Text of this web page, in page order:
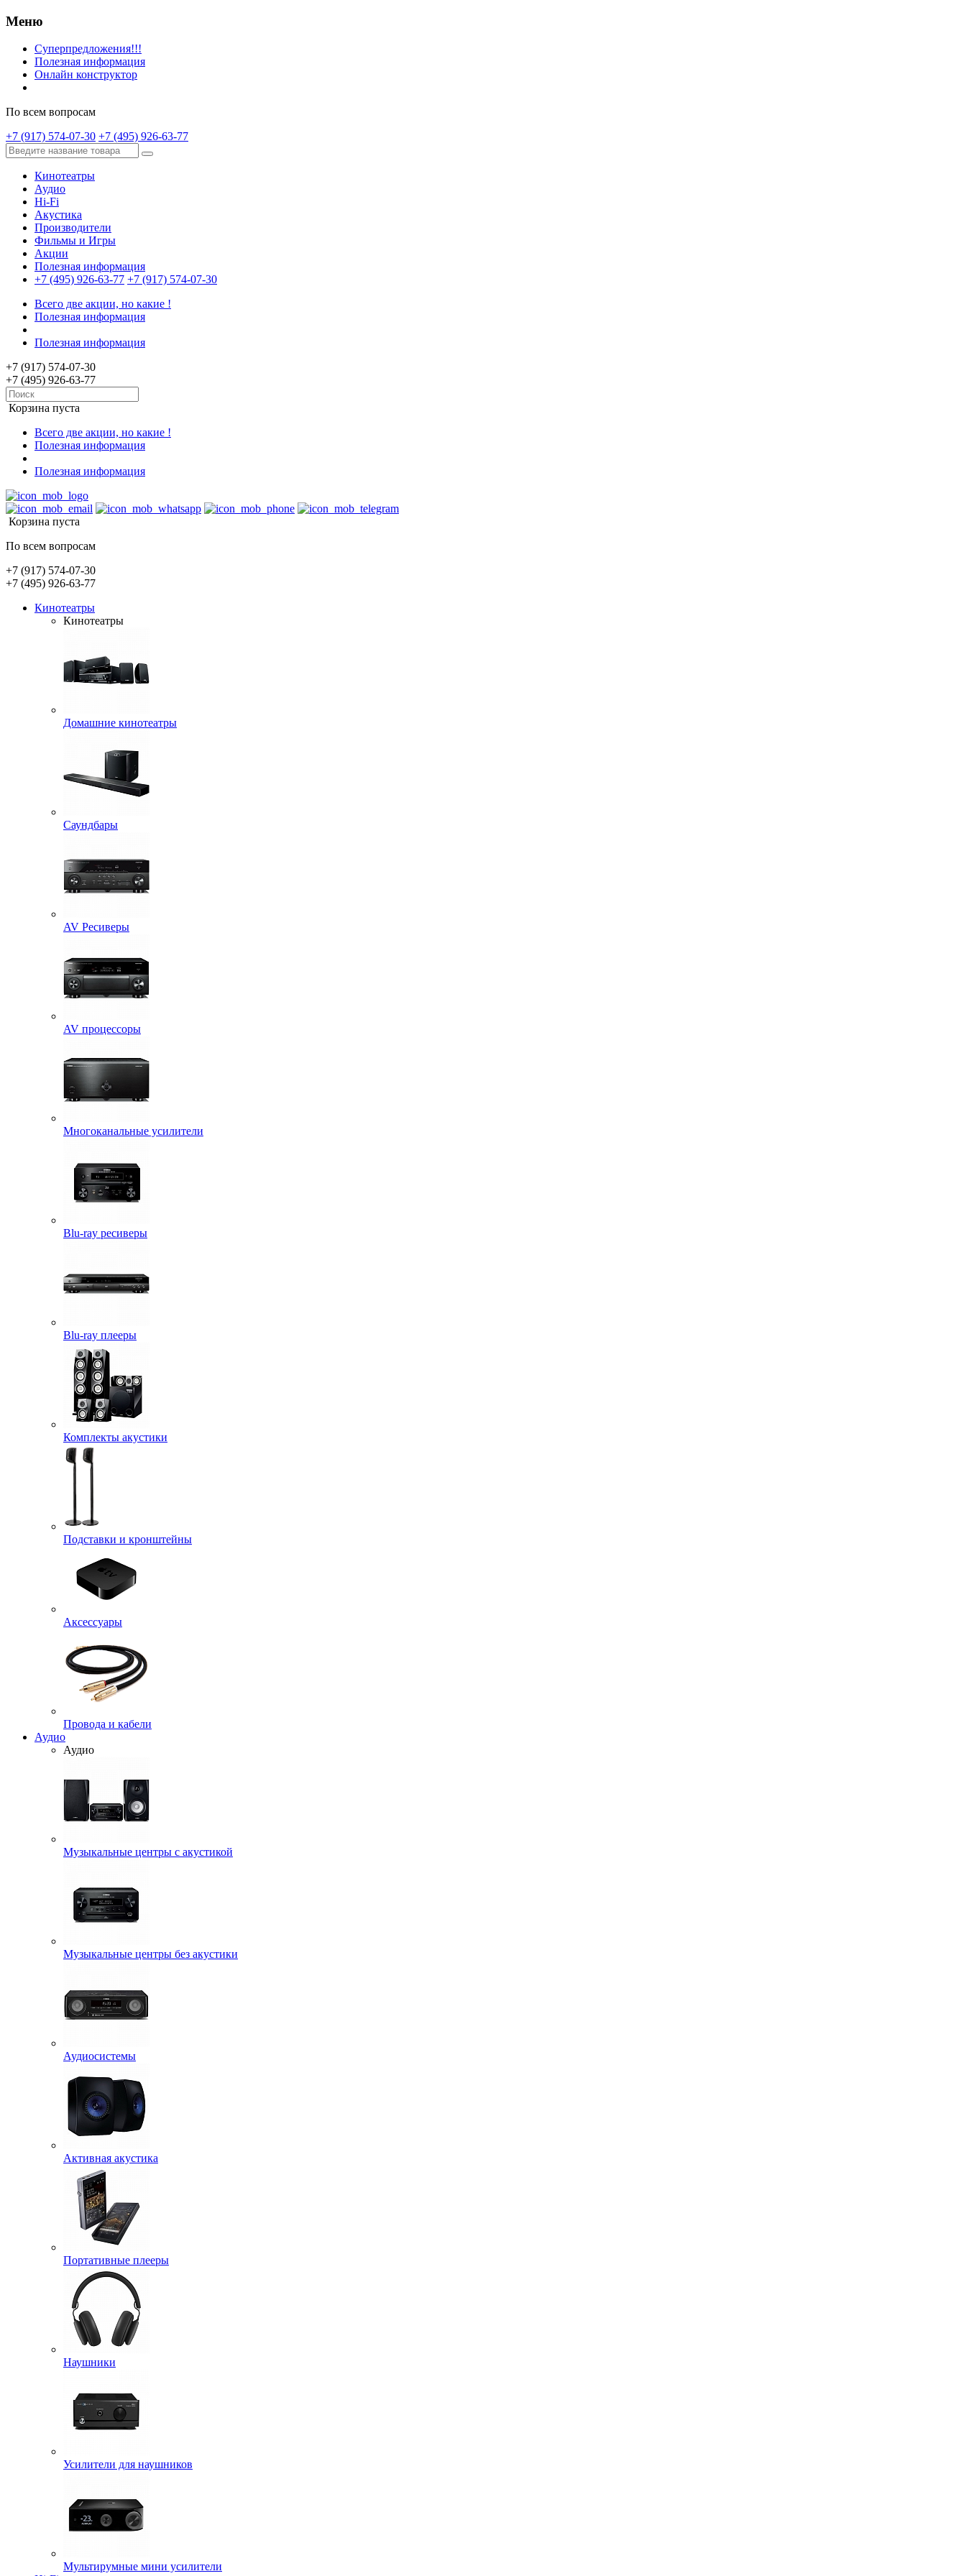
Меню
Суперпредложения!!!
Полезная информация
Онлайн конструктор
По всем вопросам
+7 (917) 574-07-30 +7 (495) 926-63-77
Кинотеатры
Аудио
Hi-Fi
Акустика
Производители
Фильмы и Игры
Акции
Полезная информация
+7 (495) 926-63-77 +7 (917) 574-07-30
Всего две акции, но какие !
Полезная информация
Полезная информация
+7 (917) 574-07-30
+7 (495) 926-63-77
Корзина пуста
Всего две акции, но какие !
Полезная информация
Полезная информация
Корзина пуста
По всем вопросам
+7 (917) 574-07-30
+7 (495) 926-63-77
Кинотеатры
Кинотеатры
Домашние кинотеатры
Саундбары
AV Ресиверы
AV процессоры
Многоканальные усилители
Blu-ray ресиверы
Blu-ray плееры
Комплекты акустики
Подставки и кронштейны
Аксессуары
Провода и кабели
Аудио
Аудио
Музыкальные центры с акустикой
Музыкальные центры без акустики
Аудиосистемы
Активная акустика
Портативные плееры
Наушники
Усилители для наушников
Мультирумные мини усилители